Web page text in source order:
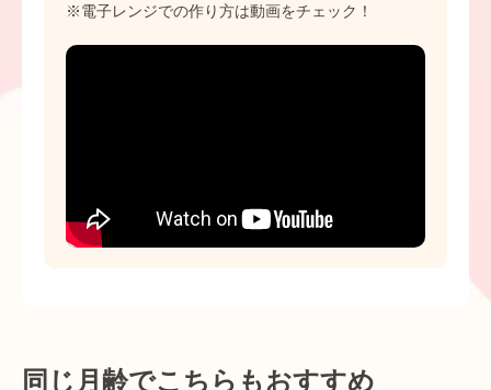
※電子レンジでの作り方は動画をチェック！
同じ月齢でこちらもおすすめ